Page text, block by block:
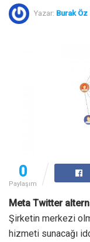
Yazar: Burak Öz
0
Paylaşım
Meta Twitter
Şirketin merkezi
hizmeti sunacağı